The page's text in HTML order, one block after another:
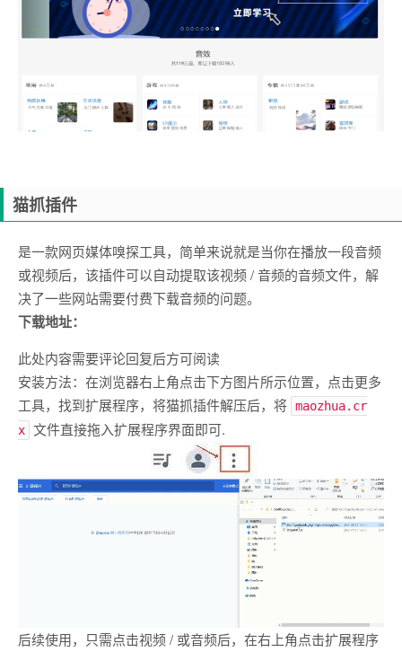
猫抓插件
是一款网页媒体嗅探工具，简单来说就是当你在播放一段音频
或视频后，该插件可以自动提取该视频 / 音频的音频文件，解
决了一些网站需要付费下载音频的问题。
下载地址：
此处内容需要评论回复后方可阅读
安装方法：在浏览器右上角点击下方图片所示位置，点击更多
工具，找到扩展程序，将猫抓插件解压后，将 maozhua.cr
x 文件直接拖入扩展程序界面即可.
后续使用，只需点击视频 / 或音频后，在右上角点击扩展程序